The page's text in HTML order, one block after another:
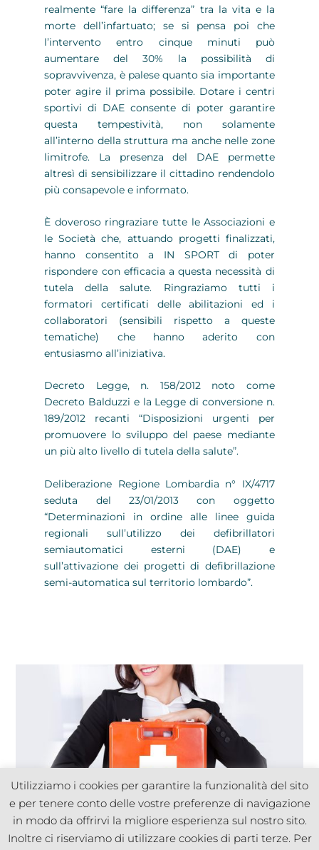
realmente “fare la differenza” tra la vita e la
morte dell’infartuato; se si pensa poi che
l’intervento entro cinque minuti può
aumentare del 30% la possibilità di
sopravvivenza, è palese quanto sia importante
poter agire il prima possibile. Dotare i centri
sportivi di DAE consente di poter garantire
questa tempestività, non solamente
all’interno della struttura ma anche nelle zone
limitrofe. La presenza del DAE permette
altresì di sensibilizzare il cittadino rendendolo
più consapevole e informato.
È doveroso ringraziare tutte le Associazioni e
le Società che, attuando progetti finalizzati,
hanno consentito a IN SPORT di poter
rispondere con efficacia a questa necessità di
tutela della salute. Ringraziamo tutti i
formatori certificati delle abilitazioni ed i
collaboratori (sensibili rispetto a queste
tematiche) che hanno aderito con
entusiasmo all’iniziativa.
Decreto Legge, n. 158/2012 noto come
Decreto Balduzzi e la Legge di conversione n.
189/2012 recanti “Disposizioni urgenti per
promuovere lo sviluppo del paese mediante
un più alto livello di tutela della salute”.
Deliberazione Regione Lombardia n° IX/4717
seduta del 23/01/2013 con oggetto
“Determinazioni in ordine alle linee guida
regionali sull’utilizzo dei defibrillatori
semiautomatici esterni (DAE) e
sull’attivazione dei progetti di defibrillazione
semi-automatica sul territorio lombardo”.
Utilizziamo i cookies per garantire la funzionalità del sito
e per tenere conto delle vostre preferenze di navigazione
in modo da offrirvi la migliore esperienza sul nostro sito.
Inoltre ci riserviamo di utilizzare cookies di parti terze. Per